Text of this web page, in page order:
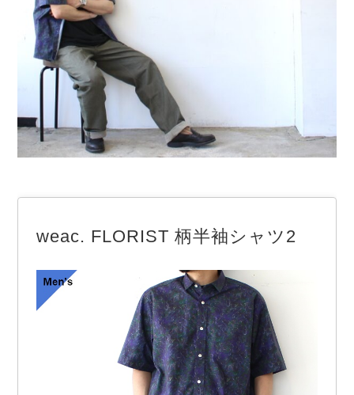
weac. FLORIST 柄半袖シャツ2